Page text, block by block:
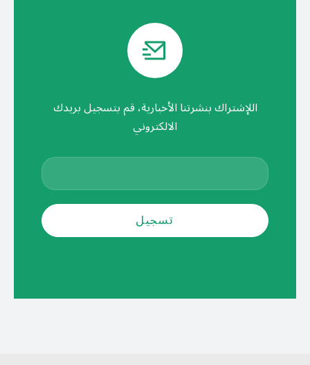
اللإشتراك بنشرتنا الأخبارية، قم بتسجيل بريدك
الالكتروني